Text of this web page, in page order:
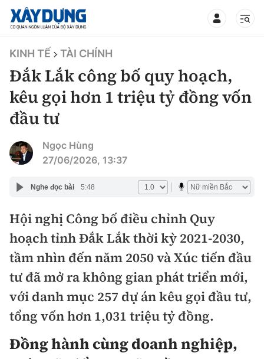
TIN BỘ XÂY DỰNG
CHUYÊN MỤC
Mới nhất
Thời sự
Chính trị
Xã hội
Chuyện dọc đường
Cải chính
Xây dựng
Chỉ đạo điều hành
Quy hoạch kiến trúc
Vật liệu xây dựng
Giám định chất lượng
Giao thông
Quản lý
Đường bộ
Hàng không
Kinh tế
Thị trường
Tài chính
Pháp luật
Thanh tra
KINH TẾ TÀI CHÍNH
Đắk Lắk công bố quy hoạch,
kêu gọi hơn 1 triệu tỷ đồng vốn
đầu tư
Ngọc Hùng
27/06/2026, 13:37
Nghe đọc bài 5:48
Hội nghị Công bố điều chỉnh Quy
hoạch tỉnh Đắk Lắk thời kỳ 2021-2030,
tầm nhìn đến năm 2050 và Xúc tiến đầu
tư đã mở ra không gian phát triển mới,
với danh mục 257 dự án kêu gọi đầu tư,
tổng vốn hơn 1,031 triệu tỷ đồng.
Đồng hành cùng doanh nghiệp,